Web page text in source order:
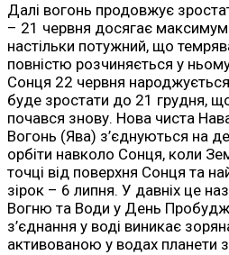
Далі вогонь продовжує
– 21 червня досягає
настільки потужний, що
повністю розчиняється у
Сонця 22 червня
буде зростати до 21 грудня,
почався знову. Нова чиста
Вогонь (Ява) з’єднуються на
орбіти навколо Сонця, коли
точці від поверхня Сонця та
зірок – 6 липня. У давніх це
Вогню та Води у День
з’єднання у воді виникає
активованою у водах планети